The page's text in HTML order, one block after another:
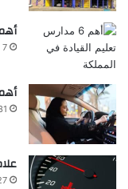
أهم 6 مدارس تعليم
7 فبراير، 2021
31
27